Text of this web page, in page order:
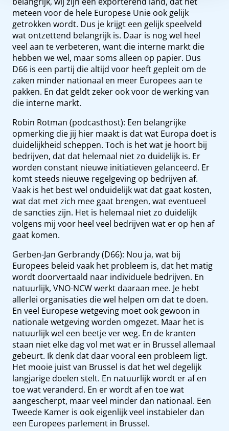
meteen voor de hele Europese Unie ook gelijk
getrokken wordt. Dus je krijgt een gelijk speelveld
wat ontzettend belangrijk is. Daar is nog wel heel
veel aan te verbeteren, want die interne markt die
hebben we wel, maar soms alleen op papier. Dus
D66 is een partij die altijd voor heeft gepleit om de
zaken minder nationaal en meer Europees aan te
pakken. En dat geldt zeker ook voor de werking van
die interne markt.
Robin Rotman (podcasthost): Een belangrijke
opmerking die jij hier maakt is dat wat Europa doet is
duidelijkheid scheppen. Toch is het wat je hoort bij
bedrijven, dat dat helemaal niet zo duidelijk is. Er
worden constant nieuwe initiatieven gelanceerd. Er
komt steeds nieuwe regelgeving op bedrijven af.
Vaak is het best wel onduidelijk wat dat gaat kosten,
wat dat met zich mee gaat brengen, wat eventueel
de sancties zijn. Het is helemaal niet zo duidelijk
volgens mij voor heel veel bedrijven wat er op hen af
gaat komen.
Gerben-Jan Gerbrandy (D66): Nou ja, wat bij
Europees beleid vaak het probleem is, dat het matig
wordt doorvertaald naar individuele bedrijven. En
natuurlijk, VNO-NCW werkt daaraan mee. Je hebt
allerlei organisaties die wel helpen om dat te doen.
En veel Europese wetgeving moet ook gewoon in
nationale wetgeving worden omgezet. Maar het is
natuurlijk wel een beetje ver weg. En de kranten
staan niet elke dag vol met wat er in Brussel allemaal
gebeurt. Ik denk dat daar vooral een probleem ligt.
Het mooie juist van Brussel is dat het wel degelijk
langjarige doelen stelt. En natuurlijk wordt er af en
toe wat veranderd. En er wordt af en toe wat
aangescherpt, maar veel minder dan nationaal. Een
Tweede Kamer is ook eigenlijk veel instabieler dan
een Europees parlement in Brussel.